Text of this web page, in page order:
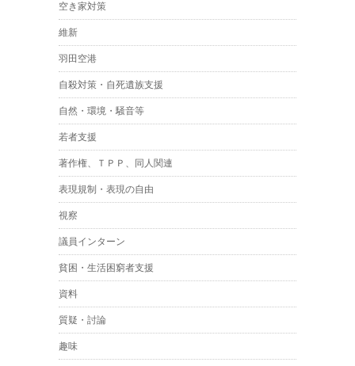
空き家対策
維新
羽田空港
自殺対策・自死遺族支援
自然・環境・騒音等
若者支援
著作権、ＴＰＰ、同人関連
表現規制・表現の自由
視察
議員インターン
貧困・生活困窮者支援
資料
質疑・討論
趣味